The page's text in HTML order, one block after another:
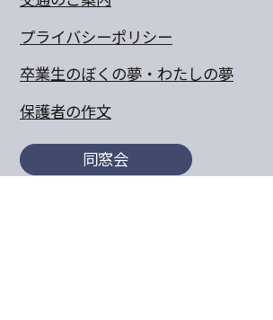
プライバシーポリシー
卒業生のぼくの夢・わたしの夢
保護者の作文
同窓会